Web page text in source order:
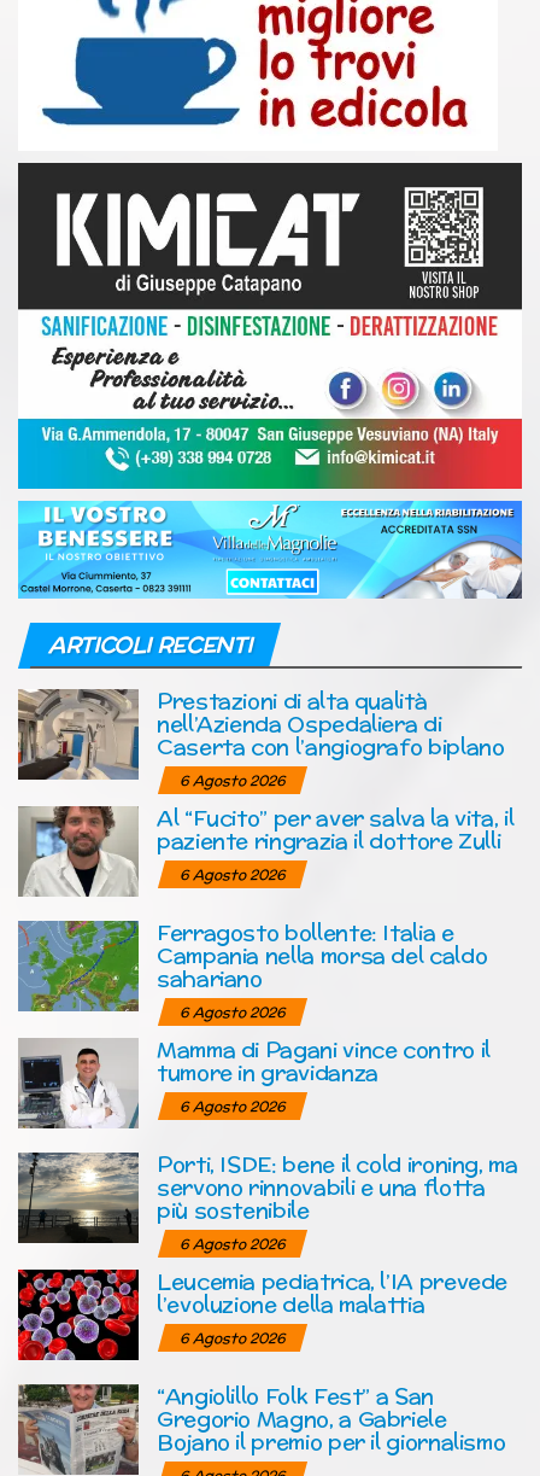
ARTICOLI RECENTI
Prestazioni di alta qualità
nell’Azienda Ospedaliera di
Caserta con l’angiografo biplano
6 Agosto 2026
Al “Fucito” per aver salva la vita, il
paziente ringrazia il dottore Zulli
6 Agosto 2026
Ferragosto bollente: Italia e
Campania nella morsa del caldo
sahariano
6 Agosto 2026
Mamma di Pagani vince contro il
tumore in gravidanza
6 Agosto 2026
Porti, ISDE: bene il cold ironing, ma
servono rinnovabili e una flotta
più sostenibile
6 Agosto 2026
Leucemia pediatrica, l’IA prevede
l’evoluzione della malattia
6 Agosto 2026
“Angiolillo Folk Fest” a San
Gregorio Magno, a Gabriele
Bojano il premio per il giornalismo